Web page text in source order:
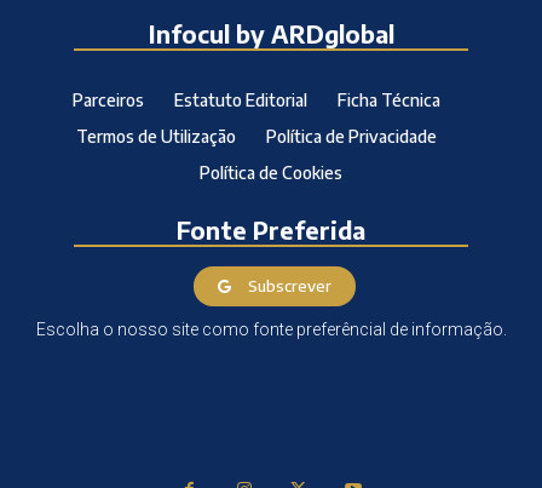
Infocul by ARDglobal
Parceiros Estatuto Editorial
Ficha Técnica
Termos de Utilização
Política de Privacidade
Política de Cookies
Fonte Preferida
Subscrever
Escolha o nosso site como fonte preferêncial de informação.